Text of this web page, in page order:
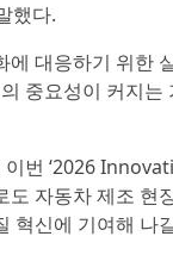
했다.
대응하기 위한
중요성이 커지
번 ‘2026
자동차 제조
혁신에 기여해 나